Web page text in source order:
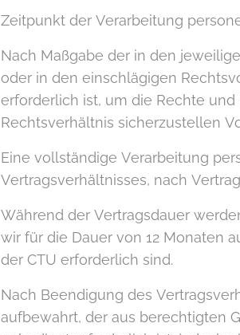
Zeitpunkt der Verarbeitung
Nach Maßgabe der in den
oder in den einschlägigen
erforderlich ist, um die Rechte
Rechtsverhältnis sicherzustellen
Eine vollständige Verarbeitung
Vertragsverhältnisses, nach
Während der Vertragsdauer
wir für die Dauer von 12 Monaten
der CTU erforderlich sind.
Nach Beendigung des
aufbewahrt, der aus berechtigten